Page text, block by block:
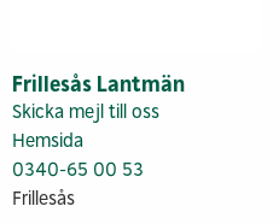
Frillesås Lantmän
Skicka mejl till oss
Hemsida
0340-65 00 53
Frillesås